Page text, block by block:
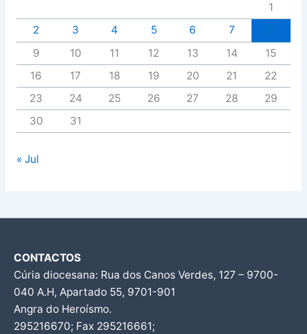
1
2
3 4 5 6 7
9
10 11 12 13 14
15
16
17 18 19 20 21
22
23
24 25 26 27 28
29
30
31
« Jul
CONTACTOS
Cúria diocesana: Rua dos Canos Verdes, 127 – 9700-
040 A.H, Apartado 55, 9701-901
Angra do Heroísmo.
295216670; Fax 295216661;